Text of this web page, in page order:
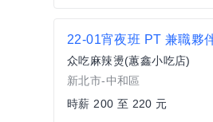
22-01宵夜班 PT 兼職夥
众吃麻辣燙(蕙鑫小吃店)
新北市-中和區
時薪 200 至 220 元